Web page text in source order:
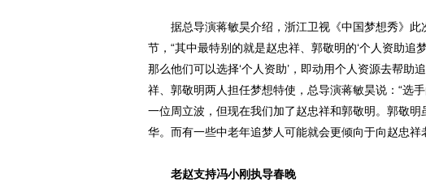
据总导演蒋敏昊介绍，浙江卫视《中国梦想秀》此
节，“其中最特别的就是赵忠祥、郭敬明的‘个人资助追
那么他们可以选择‘个人资助’，即动用个人资源去帮助
祥、郭敬明两人担任梦想特使，总导演蒋敏昊说：“选
一位周立波，但现在我们加了赵忠祥和郭敬明。郭敬
华。而有一些中老年追梦人可能就会更倾向于向赵忠祥
老赵支持冯小刚执导春晚